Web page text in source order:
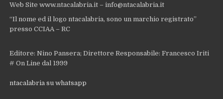
Web Site www.ntacalabria.it – info@ntacalabria.it
“Il nome ed il logo ntacalabria, sono un marchio registrato”
presso CCIAA – RC
Editore: Nino Pansera; Direttore Responsabile: Francesco Iriti
# On Line dal 1999
ntacalabria su whatsapp